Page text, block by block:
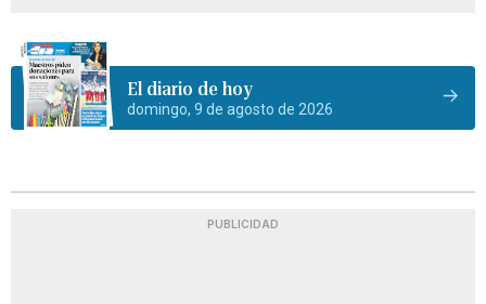
El diario de hoy
domingo, 9 de agosto de 2026
PUBLICIDAD